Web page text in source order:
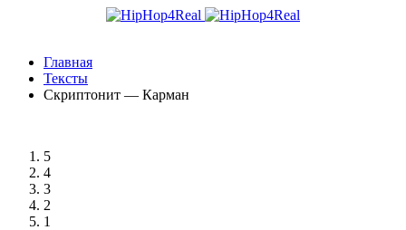
Главная
Тексты
Скриптонит — Карман
5
4
3
2
1